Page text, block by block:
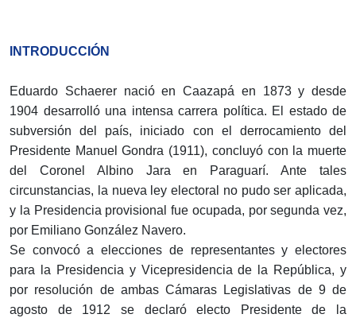
INTRODUCCIÓN
Eduardo Schaerer nació en Caazapá en 1873 y desde
1904 desarrolló una intensa carrera política. El estado de
subversión del país, iniciado con el derrocamiento del
Presidente Manuel Gondra (1911), concluyó con la muerte
del Coronel Albino Jara en Paraguarí. Ante tales
circunstancias, la nueva ley electoral no pudo ser aplicada,
y la Presidencia provisional fue ocupada, por segunda vez,
por Emiliano González Navero.
Se convocó a elecciones de representantes y electores
para la Presidencia y Vicepresidencia de la República, y
por resolución de ambas Cámaras Legislativas de 9 de
agosto de 1912 se declaró electo Presidente de la